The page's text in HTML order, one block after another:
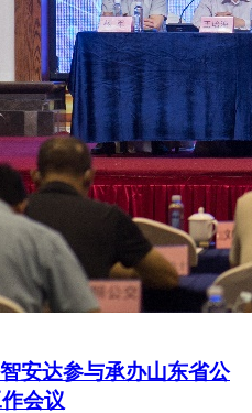
安达参与承办山东省公
会议